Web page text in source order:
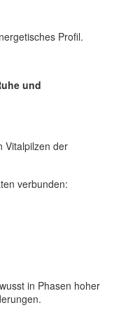
Profil.
und
Vitalpilzen der
verbunden:
in Phasen hoher